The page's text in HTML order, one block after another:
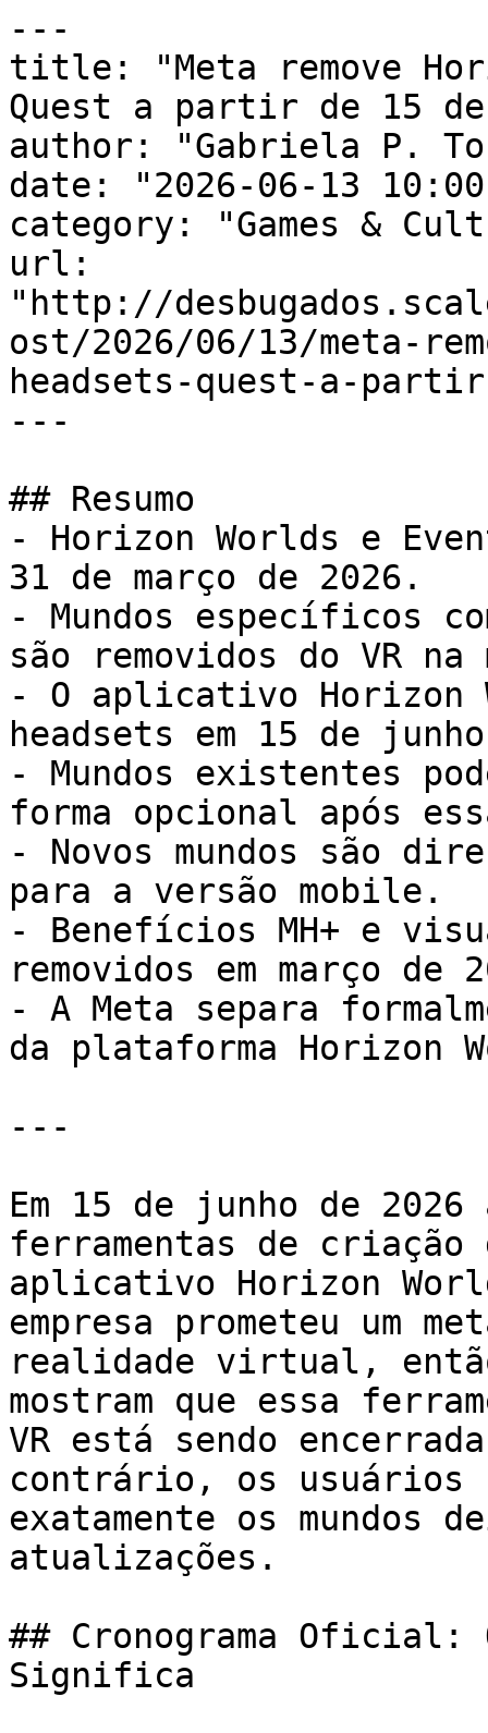
---
title: "Meta remove
Quest a partir de 15
author: "Gabriela P.
date: "2026-06-13
category: "Games &
url:
"http://
ost/2026/06/13/meta-
headsets-quest-a-
---
## Resumo
- Horizon Worlds e
31 de março de 2026.
- Mundos específicos
são removidos do VR na
- O aplicativo Horizon
headsets em 15 de
- Mundos existentes
forma opcional após
- Novos mundos são
para a versão mobile.
- Benefícios MH+ e
removidos em março de
- A Meta separa
da plataforma Horizon
---
Em 15 de junho de
ferramentas de criação
aplicativo Horizon
empresa prometeu um
realidade virtual,
mostram que essa
VR está sendo
contrário, os usuários
exatamente os mundos
atualizações.
## Cronograma Oficial:
Significa